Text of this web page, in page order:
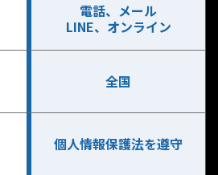
電話、メール
LINE、オンライン
全国
個人情報保護法を遵守